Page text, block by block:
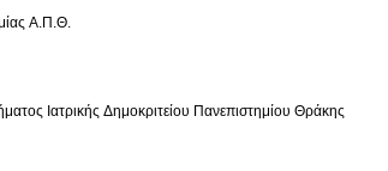
Α.Π.Θ.
Ιατρικής Δημοκριτείου Πανεπιστημίου Θράκης